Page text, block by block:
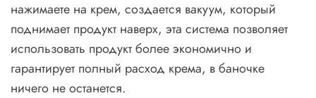
нажимаете на крем, создается вакуум, который
поднимает продукт наверх, эта система позволяет
использовать продукт более экономично и
гарантирует полный расход крема, в баночке
ничего не останется.